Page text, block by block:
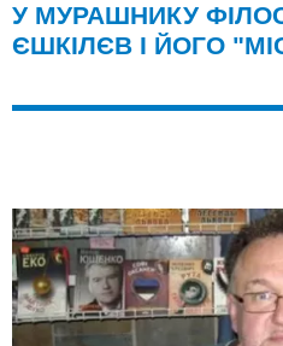
У МУРАШНИКУ
ЄШКІЛЄВ І ЙОГО